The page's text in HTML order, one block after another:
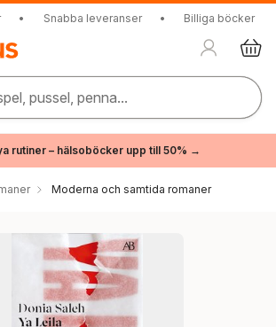
• Snabba leveranser • Billiga böcker
pussel, penna...
rutiner – hälsoböcker upp till 50% →
Moderna och samtida romaner